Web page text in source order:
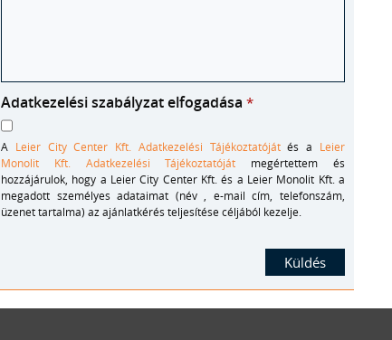
Adatkezelési szabályzat elfogadása *
A Leier City Center Kft. Adatkezelési Tájékoztatójátés a Leier
Monolit Kft. Adatkezelési Tájékoztatóját megértettem és
hozzájárulok, hogy a Leier City Center Kft. és a Leier Monolit Kft. a
megadott személyes adataimat (név , e-mail cím, telefonszám,
üzenet tartalma) az ajánlatkérés teljesítése céljából kezelje.